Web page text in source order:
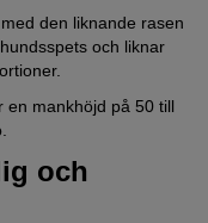
den liknande rasen
och liknar
en mankhöjd på 50 till
och